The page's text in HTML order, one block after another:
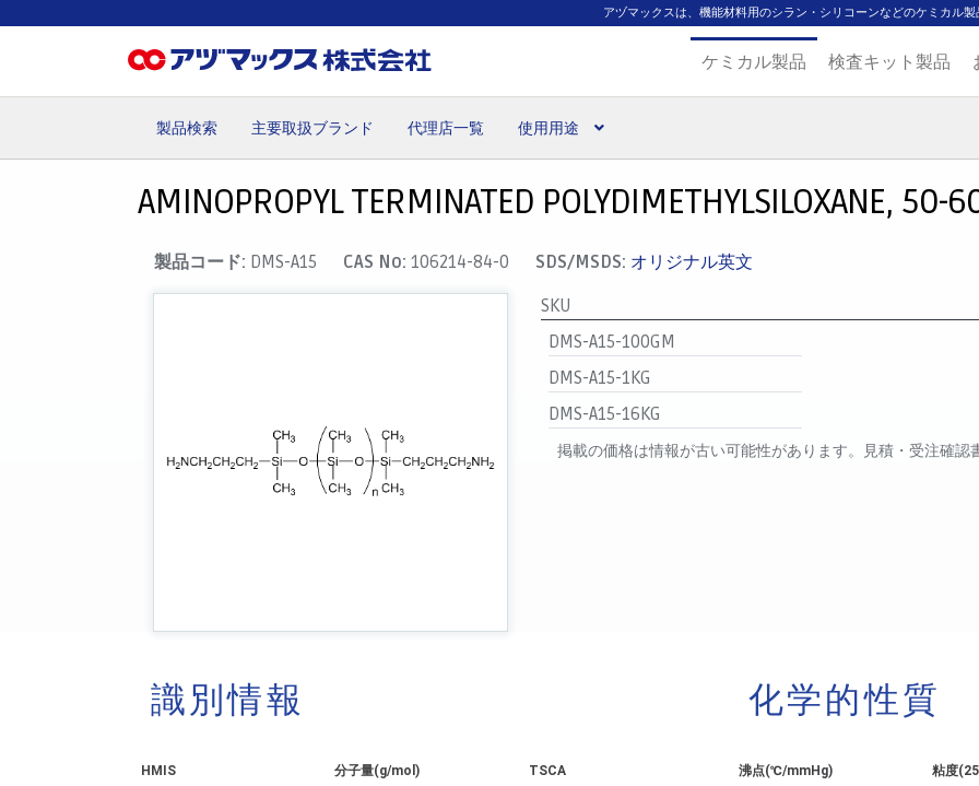
アヅマックスは、機能材料用のシラン・シリコーンなどのケミカル
ケミカル製品 検査キット製品
製品検索 主要取扱ブランド 代理店一覧 使用用途
AMINOPROPYL TERMINATED POLYDIMETHYLSILOXANE, 50-
製品コード: DMS-A15 CAS No:106214-84-0 SDS/MSDS: オリジナル英文
SKU
DMS-A15-100GM
DMS-A15-1KG
DMS-A15-16KG
掲載の価格は情報が古い可能性があります。見積・受注確
識別情報
HMIS 分子量(g/mol) TSCA
化学的性質
沸点(℃/mmHg) 粘度